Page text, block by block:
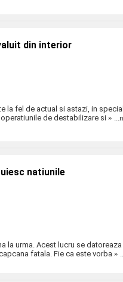
din interior
la fel de actual si astazi, in
de destabilizare si »
natiunile
la urma. Acest lucru se
fatala. Fie ca este vorba »